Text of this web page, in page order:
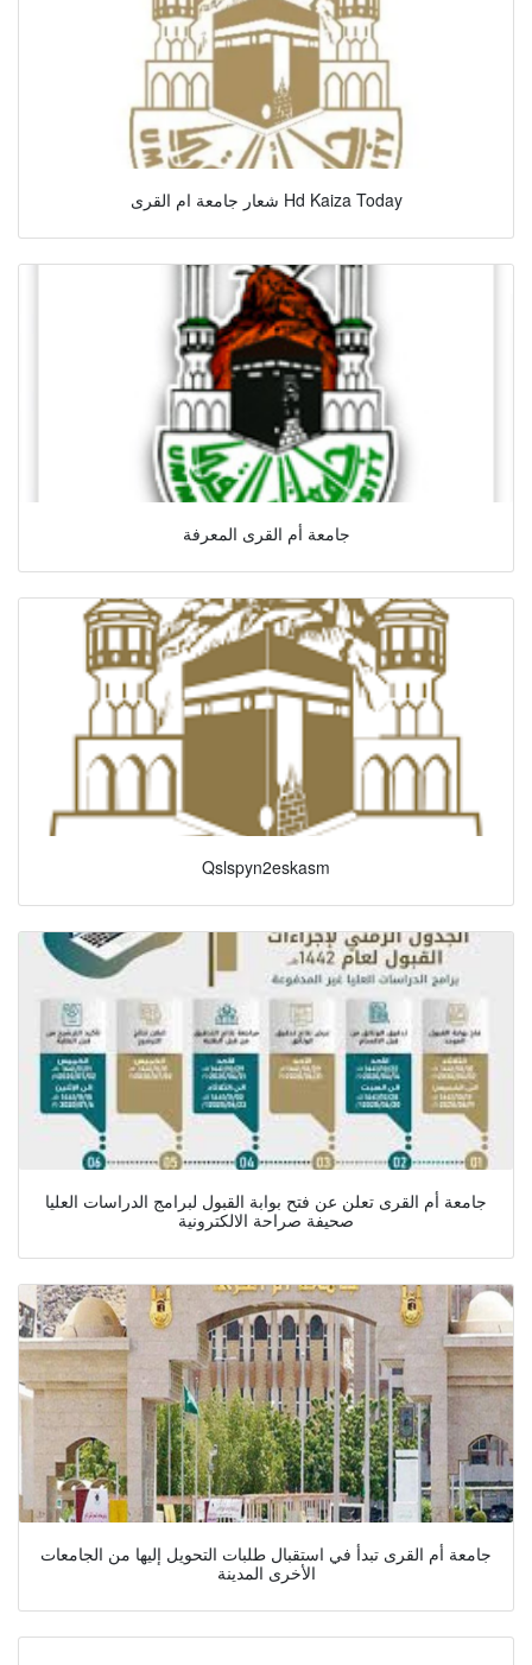
شعار جامعة ام القرى Hd Kaiza Today
جامعة أم القرى المعرفة
Qslspyn2eskasm
جامعة أم القرى تعلن عن فتح بوابة القبول لبرامج الدراسات العليا
صحيفة صراحة الالكترونية
جامعة أم القرى تبدأ في استقبال طلبات التحويل إليها من الجامعات
الأخرى المدينة